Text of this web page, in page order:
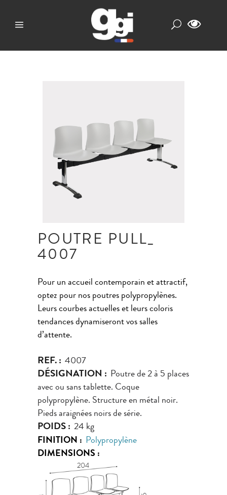
POUTRE PULL_
4007
Pour un accueil contemporain et attractif,
optez pour nos poutres polypropylènes.
Leurs courbes actuelles et leurs coloris
tendances dynamiseront vos salles
d’attente.
REF. : 4007
DÉSIGNATION : Poutre de 2 à 5 places
avec ou sans tablette. Coque
polypropylène. Structure en métal noir.
Pieds araignées noirs de série.
POIDS : 24 kg
FINITION : Polypropylène
DIMENSIONS :